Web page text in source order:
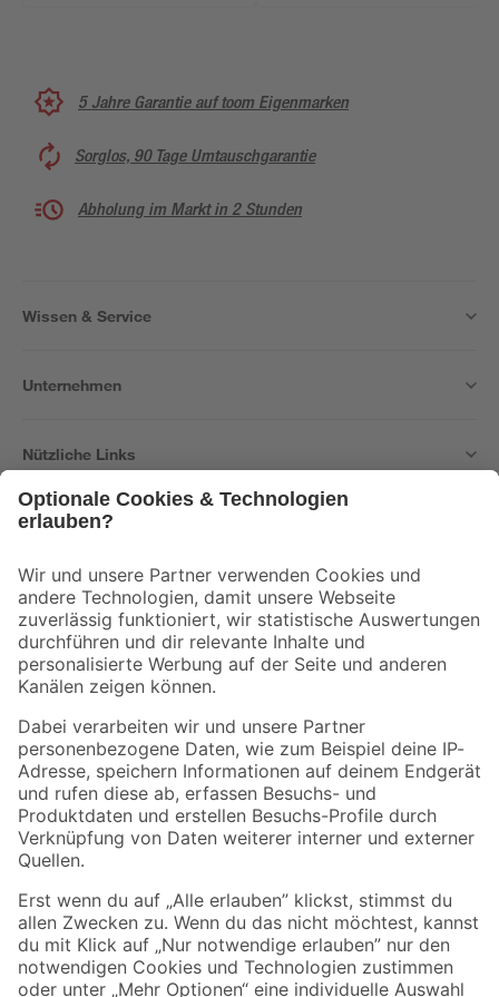
5 Jahre Garantie auf toom Eigenmarken
Sorglos, 90 Tage Umtauschgarantie
Abholung im Markt in 2 Stunden
Wissen & Service
Unternehmen
Nützliche Links
Der toom Newsletter: Keine Angebote und Aktionen mehr verpassen!
Zur Newsletter Anmeldung
Folge uns
Zahlungsarten Versandarten
Sicher einkaufen
Jetzt die toom-App herunterladen